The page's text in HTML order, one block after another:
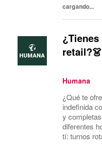
cargando...
Humana
¿Qué te
indefinida
y
diferentes
tí: turnos